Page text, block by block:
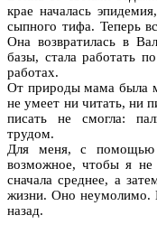
крае началась
сыпного тифа. Теперь
Она возвратилась в
базы, стала работать
работах.
От природы мама была
не умеет ни читать, ни
писать не смогла:
трудом.
Для меня, с помощью
возможное, чтобы я не
сначала среднее, а
жизни. Оно неумолимо.
назад.